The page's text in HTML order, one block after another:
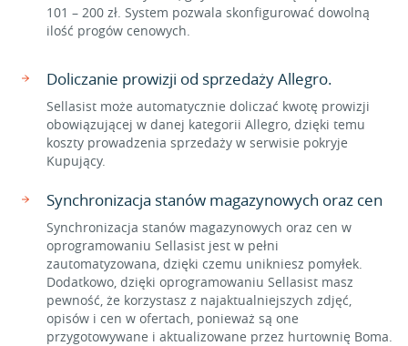
101 – 200 zł. System pozwala skonfigurować dowolną
ilość progów cenowych.
Doliczanie prowizji od sprzedaży Allegro.
Sellasist może automatycznie doliczać kwotę prowizji
obowiązującej w danej kategorii Allegro, dzięki temu
koszty prowadzenia sprzedaży w serwisie pokryje
Kupujący.
Synchronizacja stanów magazynowych oraz cen
Synchronizacja stanów magazynowych oraz cen w
oprogramowaniu Sellasist jest w pełni
zautomatyzowana, dzięki czemu unikniesz pomyłek.
Dodatkowo, dzięki oprogramowaniu Sellasist masz
pewność, że korzystasz z najaktualniejszych zdjęć,
opisów i cen w ofertach, ponieważ są one
przygotowywane i aktualizowane przez hurtownię Boma.